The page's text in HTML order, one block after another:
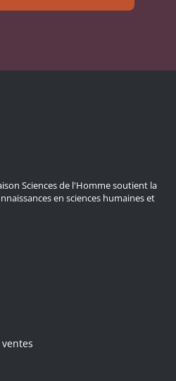
Sciences de l'Homme soutient la
en sciences humaines et